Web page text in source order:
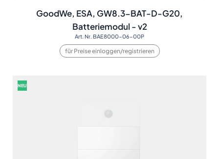
GoodWe, ESA, GW8.3-BAT-D-G20,
Batteriemodul - v2
Art. Nr. BAE8000-06-00P
für Preise einloggen/registrieren
NEU